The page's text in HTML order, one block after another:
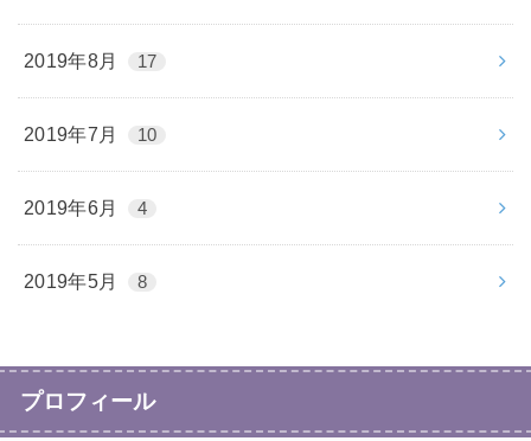
2019年8月 17
2019年7月 10
2019年6月 4
2019年5月 8
プロフィール